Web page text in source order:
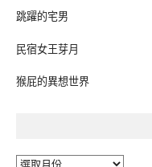
跳躍的宅男
民宿女王芽月
猴屁的異想世界
彙